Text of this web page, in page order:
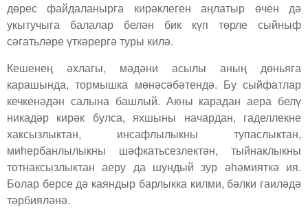
дөрес файдаланырга кирәклеген аңлатыр өчен дә
укытучыга балалар белән бик күп төрле сыйныф
сәгатьләре үткәрергә туры килә.
Кешенең әхлагы, мәдәни асылы аның дөньяга
карашында, тормышка мөнәсәбәтендә. Бу сыйфатлар
кечкенәдән салына башлый. Акны карадан аера белү
никадәр кирәк булса, яхшыны начардан, гаделлекне
хаксызлыктан, инсафлылыкны тупаслыктан,
миһербанлылыкны шәфкатьсезлектән, тыйнаклыкны
тотнаксызлыктан аеру да шундый зур әһәмияткә ия.
Болар берсе дә каяндыр барлыкка килми, бәлки гаиләдә
тәрбияләнә.